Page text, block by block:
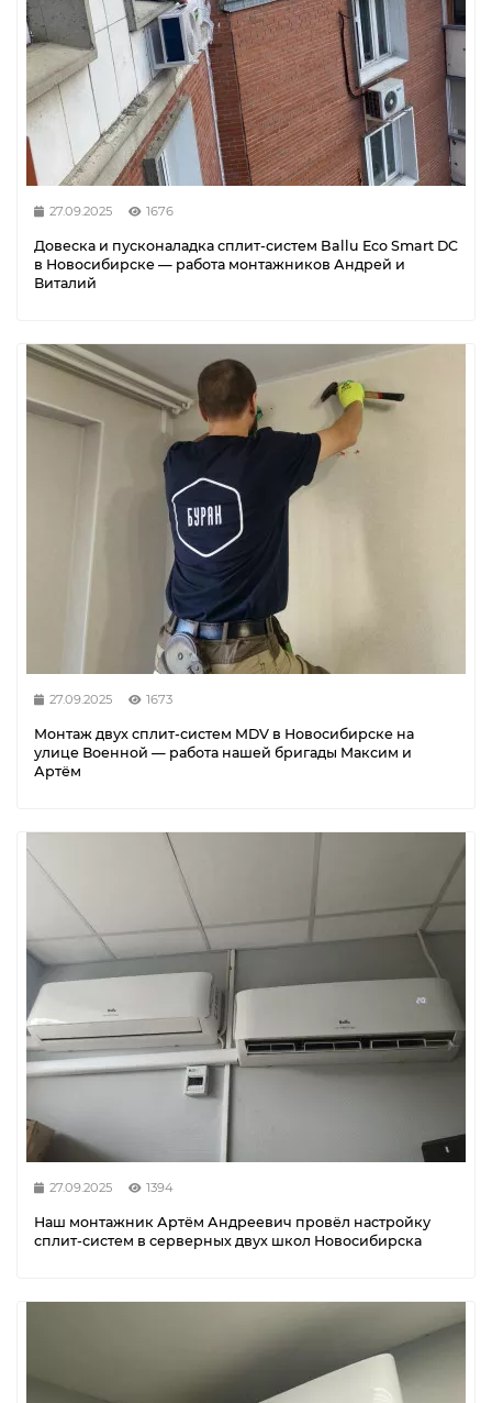
27.09.2025 1676
Довеска и пусконаладка сплит-систем Ballu Eco Smart DC
в Новосибирске — работа монтажников Андрей и
Виталий
27.09.2025 1673
Монтаж двух сплит-систем MDV в Новосибирске на
улице Военной — работа нашей бригады Максим и
Артём
27.09.2025 1394
Наш монтажник Артём Андреевич провёл настройку
сплит-систем в серверных двух школ Новосибирска